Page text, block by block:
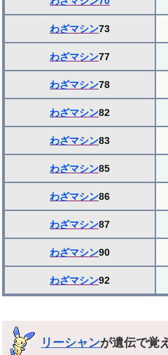
わざマシン73
わざマシン77
わざマシン78
わざマシン82
わざマシン83
わざマシン85
わざマシン86
わざマシン87
わざマシン90
わざマシン92
リーシャンが遺伝で覚